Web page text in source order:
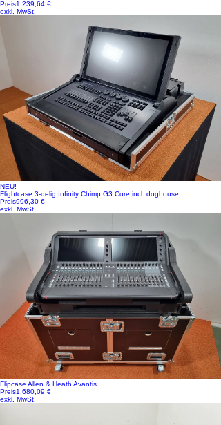
Preis1.239,64 €
exkl. MwSt.
NEU!
Flightcase 3-delig Infinity Chimp G3 Core incl. doghouse
Preis996,30 €
exkl. MwSt.
Flipcase Allen & Heath Avantis
Preis1.680,09 €
exkl. MwSt.